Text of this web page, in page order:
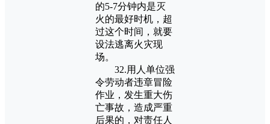
的5-7分钟内是灭
火的最好时机，超
过这个时间，就要
设法逃离火灾现
场。
32.用人单位强
令劳动者违章冒险
作业，发生重大伤
亡事故，造成严重
后果的，对责任人